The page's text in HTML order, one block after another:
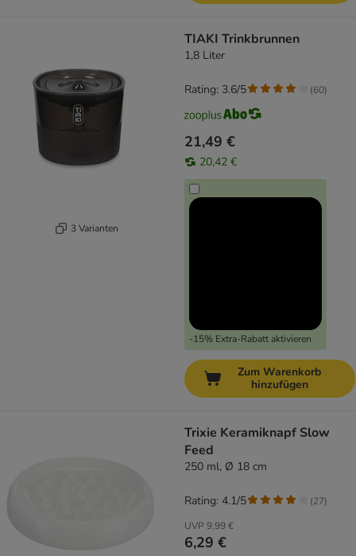
3 Varianten
TIAKI Trinkbrunnen
1,8 Liter
21,49 €
20,42 €
-15% Extra-Rabatt aktivieren
Rating: 3.6/5 (60)
Zum Warenkorb
hinzufügen
Trixie Keramiknapf Slow
Feed
250 ml, Ø 18 cm
UVP 9,99 €
6,29 €
Rating: 4.1/5 (27)